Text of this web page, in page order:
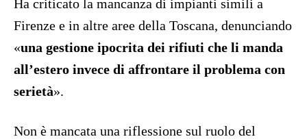
Ha criticato la mancanza di impianti simili a
Firenze e in altre aree della Toscana, denunciando
«una gestione ipocrita dei rifiuti che li manda
all’estero invece di affrontare il problema con
serietà».
Non è mancata una riflessione sul ruolo del